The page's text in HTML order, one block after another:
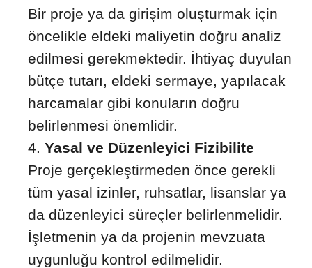
Bir proje ya da girişim oluşturmak için
öncelikle eldeki maliyetin doğru analiz
edilmesi gerekmektedir. İhtiyaç duyulan
bütçe tutarı, eldeki sermaye, yapılacak
harcamalar gibi konuların doğru
belirlenmesi önemlidir.
Yasal ve Düzenleyici Fizibilite
Proje gerçekleştirmeden önce gerekli
tüm yasal izinler, ruhsatlar, lisanslar ya
da düzenleyici süreçler belirlenmelidir.
İşletmenin ya da projenin mevzuata
uygunluğu kontrol edilmelidir.